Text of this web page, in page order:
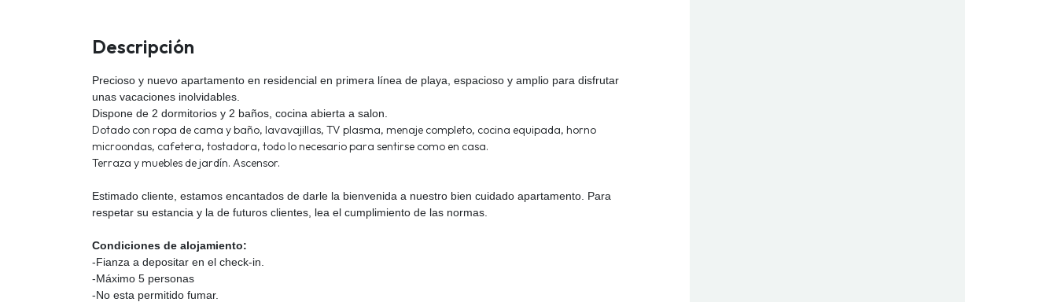
Descripción
Precioso y nuevo apartamento en residencial en primera línea de playa, espacioso y amplio para disfrutar
unas vacaciones inolvidables.
Dispone de 2 dormitorios y 2 baños, cocina abierta a salon.
Dotado con ropa de cama y baño, lavavajillas, TV plasma, menaje completo, cocina equipada, horno
microondas, cafetera, tostadora, todo lo necesario para sentirse como en casa.
Terraza y muebles de jardín. Ascensor.
Estimado cliente, estamos encantados de darle la bienvenida a nuestro bien cuidado apartamento. Para
respetar su estancia y la de futuros clientes, lea el cumplimiento de las normas.
Condiciones de alojamiento:
-Fianza a depositar en el check-in.
-Máximo 5 personas
-No esta permitido fumar.